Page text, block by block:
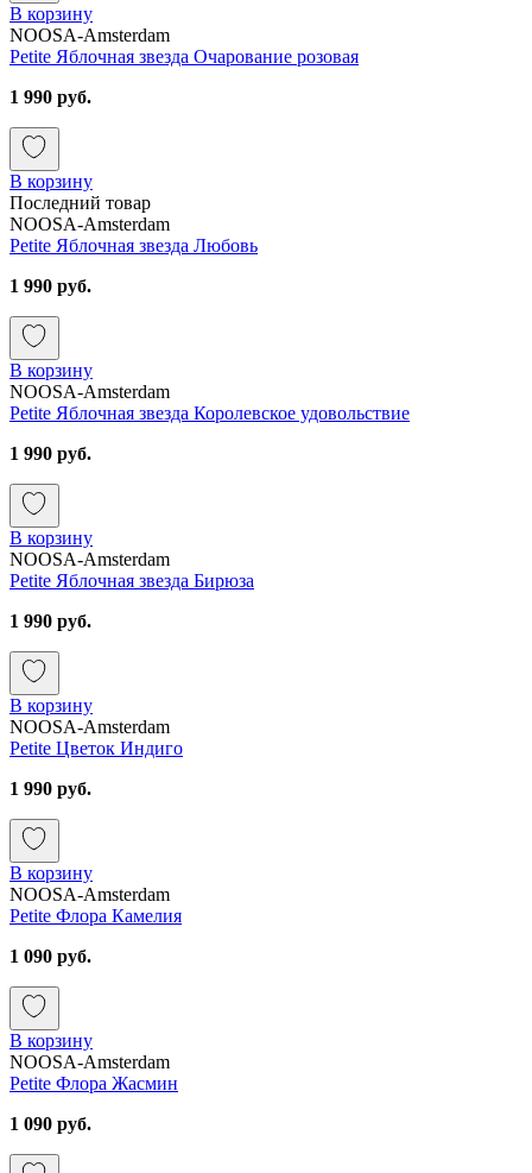
В корзину
NOOSA-Amsterdam
Petite Яблочная звезда Очарование розовая
1 990 руб.
В корзину
Последний товар
NOOSA-Amsterdam
Petite Яблочная звезда Любовь
1 990 руб.
В корзину
NOOSA-Amsterdam
Petite Яблочная звезда Королевское удовольствие
1 990 руб.
В корзину
NOOSA-Amsterdam
Petite Яблочная звезда Бирюза
1 990 руб.
В корзину
NOOSA-Amsterdam
Petite Цветок Индиго
1 990 руб.
В корзину
NOOSA-Amsterdam
Petite Флора Камелия
1 090 руб.
В корзину
NOOSA-Amsterdam
Petite Флора Жасмин
1 090 руб.